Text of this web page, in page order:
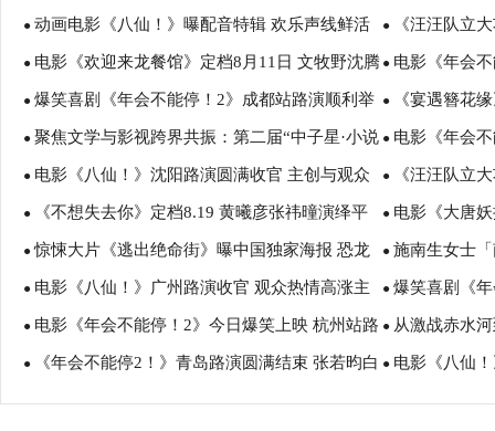
● 动画电影《八仙！》曝配音特辑 欢乐声线鲜活
塑造凡人八仙群像
● 《汪汪队立
暑假亲子观影
● 电影《欢迎来龙餐馆》定档8月11日 文牧野沈腾
蒋奇明带中餐闯中东
● 电影《年会
场爆笑不停共
● 爆笑喜剧《年会不能停！2》成都站路演顺利举
行 张若昀白客爆笑整活走心输出
● 《宴遇簪花
美食
● 聚焦文学与影视跨界共振：第二届“中子星·小说
月报影视改编价值潜力榜”在盐城揭晓
● 电影《年会
创解读分享更
● 电影《八仙！》沈阳路演圆满收官 主创与观众
互赠“东北特色”惊喜
● 《汪汪队立
评如潮线下人
● 《不想失去你》定档8.19 黄曦彦张祎曈演绎平
凡生活里的光亮
● 电影《大唐
欢奇幻冒险！
●惊悚大片《逃出绝命街》曝中国独家海报 恐龙
步步紧逼压迫感拉满
● 施南生女士
思会今早举行
● 电影《八仙！》广州路演收官 观众热情高涨主
创收获“粤”式惊喜
● 爆笑喜剧《
成 花式整活走
● 电影《年会不能停！2》今日爆笑上映 杭州站路
演抽象整活不能停
● 从激战赤水
99周年之际感
● 《年会不能停2！》青岛路演圆满结束 张若昀白
客大鹏田雨笑梗包袱接连不断
● 电影《八仙
结共赴终极决